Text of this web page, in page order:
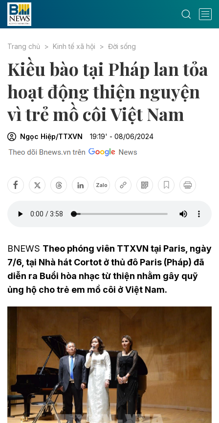
Trang chủ Kinh tế xã hội Đời sống
Kiều bào tại Pháp lan tỏa
hoạt động thiện nguyện
vì trẻ mồ côi Việt Nam
Ngọc Hiệp/TTXVN 19:19' - 08/06/2024
Zalo
BNEWS Theo phóng viên TTXVN tại Paris, ngày
7/6, tại Nhà hát Cortot ở thủ đô Paris (Pháp) đã
diễn ra Buổi hòa nhạc từ thiện nhằm gây quỹ
ủng hộ cho trẻ em mồ côi ở Việt Nam.